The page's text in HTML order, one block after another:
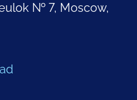
№ 7, Moscow,